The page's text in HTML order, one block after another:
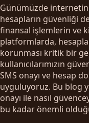
Günümüzde internetin
hesapların güvenliği
finansal işlemlerin ve
platformlarda,
korunması kritik bir
kullanıcılarımızın
SMS onayı ve hesap
uyguluyoruz. Bu blog
onayı ile nasıl
bu kadar önemli